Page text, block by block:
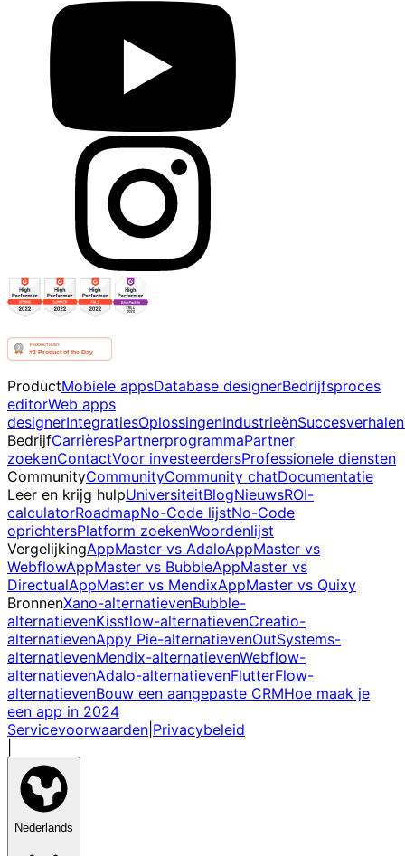
ProductMobiele appsDatabase designerBedrijfsproces
editorWeb apps
designerIntegratiesOplossingenIndustrieënSuccesverhalen
BedrijfCarrièresPartnerprogrammaPartner
zoekenContactVoor investeerdersProfessionele diensten
CommunityCommunityCommunity chatDocumentatie
Leer en krijg hulpUniversiteitBlogNieuwsROI-
calculatorRoadmapNo-Code lijstNo-Code
oprichtersPlatform zoekenWoordenlijst
VergelijkingAppMaster vs AdaloAppMaster vs
WebflowAppMaster vs BubbleAppMaster vs
DirectualAppMaster vs MendixAppMaster vs Quixy
BronnenXano-alternatievenBubble-
alternatievenKissflow-alternatievenCreatio-
alternatievenAppy Pie-alternatievenOutSystems-
alternatievenMendix-alternatievenWebflow-
alternatievenAdalo-alternatievenFlutterFlow-
alternatievenBouw een aangepaste CRMHoe maak je
een app in 2024
Servicevoorwaarden Privacybeleid
Nederlands